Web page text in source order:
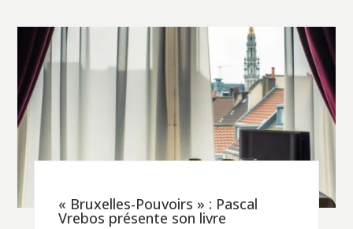
« Bruxelles-Pouvoirs » : Pascal
Vrebos présente son livre